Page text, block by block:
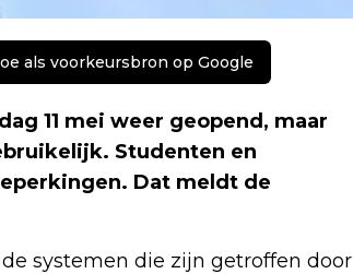
als voorkeursbron op Google
11 mei weer geopend, maar
Studenten en
Dat meldt de
systemen die zijn getroffen door